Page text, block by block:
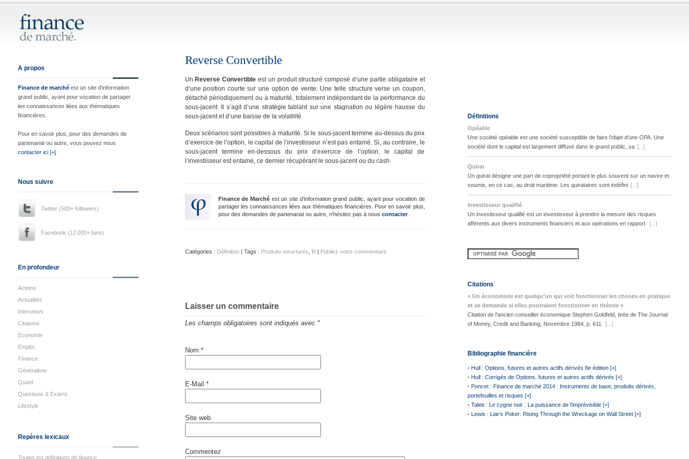
A propos
Finance de marchéest un site d'information
grand public, ayant pour vocation de partager
les connaissances liées aux thématiques
financières.
Pour en savoir plus, pour des demandes de
partenariat ou autre, vous pouvez nous
contacter ici [+]
Nous suivre
Twitter (500+ followers)
Facebook (12.000+ fans)
En profondeur
Actions
Actualités
Interviews
Citations
Economie
Emploi
Finance
Généraliste
Quant
Questions & Exams
Lifestyle
Repères lexicaux
Toutes les définitions de finance
Reverse Convertible
Un Reverse Convertible est un produit structuré composé d’une partie obligataire et
d’une position courte sur une option de vente. Une telle structure verse un coupon,
détaché périodiquement ou à maturité, totalement indépendant de la performance du
sous-jacent. Il s’agit d’une stratégie tablant sur une stagnation ou légère hausse du
sous-jacent et d’une baisse de la volatilité.
Deux scénarios sont possibles à maturité. Si le sous-jacent termine au-dessus du prix
d’exercice de l’option, le capital de l’investisseur n’est pas entamé. Si, au contraire, le
sous-jacent termine en-dessous du prix d’exercice de l’option, le capital de
l’investisseur est entamé, ce dernier récupérant le sous-jacent ou du cash.
Finance de Marchéest un site d’information grand public, ayant pour vocation de
partager les connaissances liées aux thématiques financières. Pour en savoir plus,
pour des demandes de partenariat ou autre, n'hésitez pas à nous contacter.
Catégories : Définition| Tags : Produits structurés R | Publiez votre commentaire
Laisser un commentaire
Les champs obligatoires sont indiqués avec *
Nom *
E-Mail *
Site web
Commentez
Définitions
Opéable
Une société opéable est une société susceptible de faire l’objet d’une OPA. Une
société dont le capital est largement diffusé dans le grand public, sa [...]
Quirat
Un quirat désigne une part de copropriété portant le plus souvent sur un navire et
soumis, en ce cas, au droit maritime. Les quirataires sont indéfini [...]
Investisseur qualifié
Un investisseur qualifié est un investisseur à prendre la mesure des risques
afférents aux divers instruments financiers et aux opérations en rapport
[...]
Citations
« Un économiste est quelqu'un qui voit fonctionner les choses en pratique
et se demande si elles pourraient fonctionner en théorie »
Citation de l'ancien conseiller économique Stephen Goldfeld, tirée de The Journal
of Money, Credit and Banking, Novembre 1984, p. 611.
[...]
Bibliographie financière
• Hull : Options, futures et autres actifs dérivés 8e édition [+]
• Hull : Corrigés de Options, futures et autres actifs dérivés [+]
• Poncet : Finance de marché 2014 : Instruments de base, produits dérivés,
portefeuilles et risques [+]
• Taleb : Le cygne noir : La puissance de l'imprévisible [+]
• Lewis : Liar's Poker: Rising Through the Wreckage on Wall Street [+]